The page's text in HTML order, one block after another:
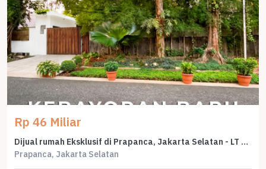
Rp 46 Miliar
Dijual rumah Eksklusif di Prapanca, Jakarta Selatan - LT 658m²
Prapanca, Jakarta Selatan